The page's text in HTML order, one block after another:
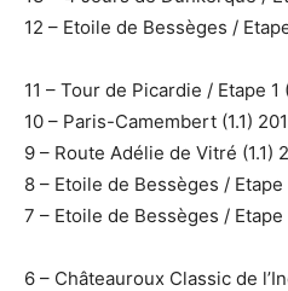
12 – Etoile de Bessèges /
11 – Tour de Picardie / Etape 1
10 – Paris-Camembert (1.1)
9 – Route Adélie de Vitré (1.1)
8 – Etoile de Bessèges / Etape
7 – Etoile de Bessèges / Etape
6 – Châteauroux Classic de